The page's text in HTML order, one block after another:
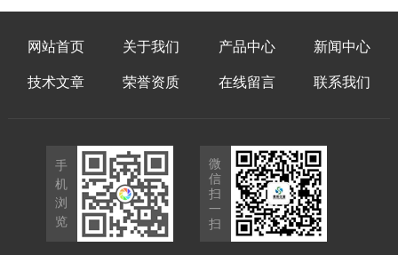
网站首页 关于我们 产品中心 新闻中心
技术文章 荣誉资质 在线留言 联系我们
手
机
浏
览
微
信
扫
一
扫